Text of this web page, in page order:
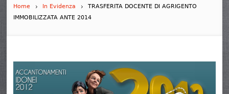
Home In Evidenza
TRASFERITA DOCENTE DI AGRIGENTO
IMMOBILIZZATA ANTE 2014